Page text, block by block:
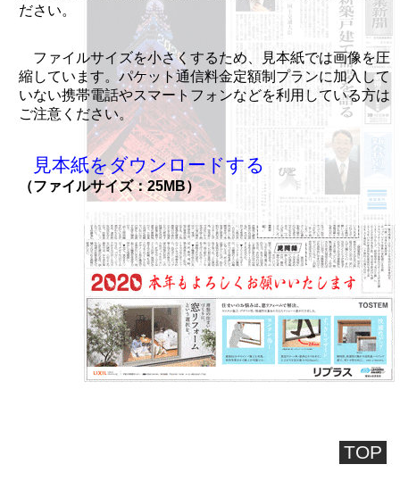
ださい。
ファイルサイズを小さくするため、見本紙では画像を圧
縮しています。パケット通信料金定額制プランに加入して
いない携帯電話やスマートフォンなどを利用している方は
ご注意ください。
見本紙をダウンロードする
（ファイルサイズ：25MB）
TOP